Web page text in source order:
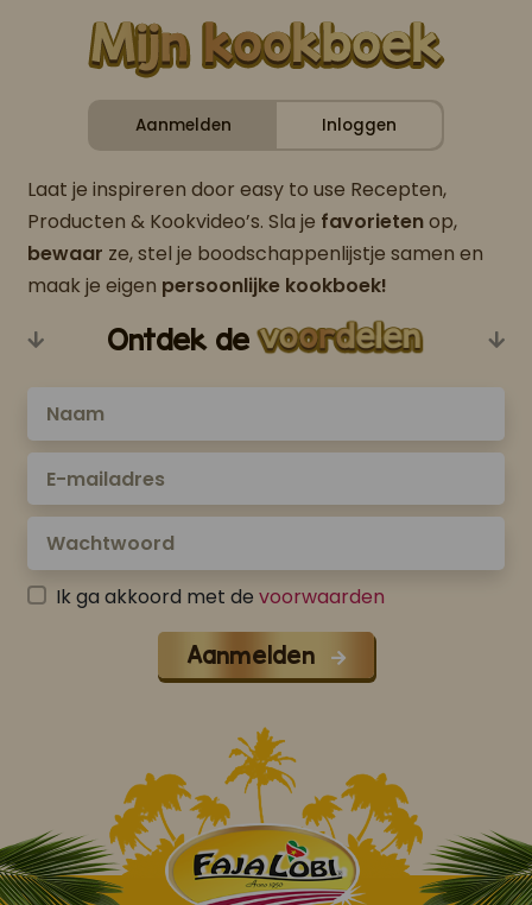
Aanmelden Inloggen
Laat je inspireren door easy to use Recepten,
Producten & Kookvideo’s. Sla je favorietenop,
bewaar ze, stel je boodschappenlijstje samen en
maak je eigen persoonlijke kookboek!
Ontdek de
Ik ga akkoord met de voorwaarden
Aanmelden